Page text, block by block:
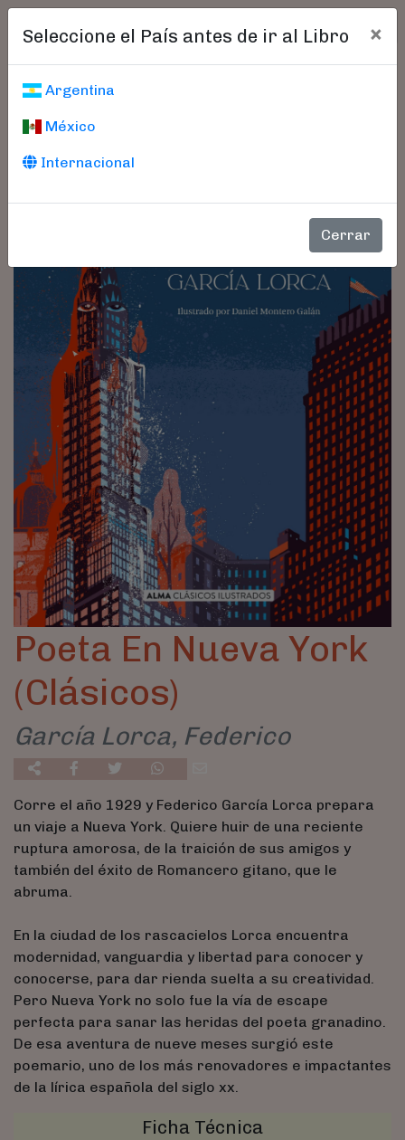
Seleccione el País antes de ir al Libro ×
Argentina
México
Internacional
Cerrar
Poeta En Nueva York
(Clásicos)
García Lorca, Federico
Corre el año 1929 y Federico García Lorca prepara
un viaje a Nueva York. Quiere huir de una reciente
ruptura amorosa, de la traición de sus amigos y
también del éxito de Romancero gitano, que le
abruma.
En la ciudad de los rascacielos Lorca encuentra
modernidad, vanguardia y libertad para conocer y
conocerse, para dar rienda suelta a su creatividad.
Pero Nueva York no solo fue la vía de escape
perfecta para sanar las heridas del poeta granadino.
De esa aventura de nueve meses surgió este
poemario, uno de los más renovadores e impactantes
de la lírica española del siglo xx.
Ficha Técnica